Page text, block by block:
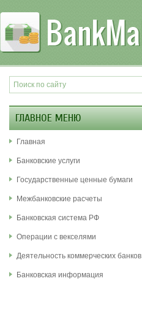
ГЛАВНОЕ МЕНЮ
Главная
Банковские услуги
Государственные ценные бумаги
Межбанковские расчеты
Банковская система РФ
Операции с векселями
Деятельность коммерческих банков
Банковская информация